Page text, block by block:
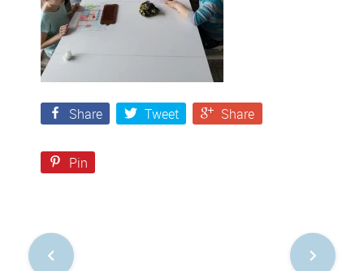
Share Tweet Share
Pin
Nawigacja